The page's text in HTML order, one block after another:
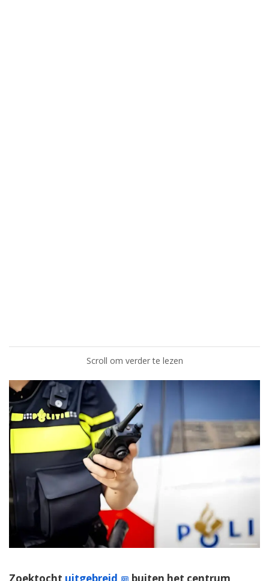
Scroll om verder te lezen
Zoektocht uitgebreid buiten het centrum